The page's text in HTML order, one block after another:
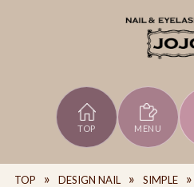
TOP MENU
TOP DESIGN NAIL SIMPLE